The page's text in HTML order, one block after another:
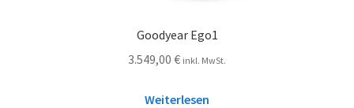
Goodyear Ego1
3.549,00 € inkl. MwSt.
Weiterlesen